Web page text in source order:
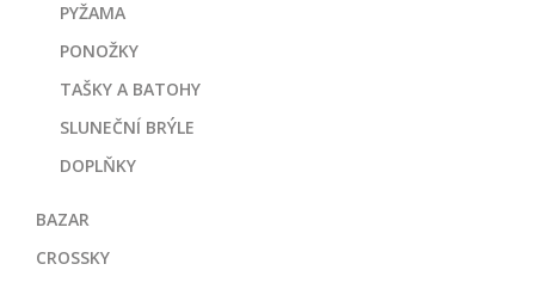
PYŽAMA
PONOŽKY
TAŠKY A BATOHY
SLUNEČNÍ BRÝLE
DOPLŇKY
BAZAR
CROSSKY